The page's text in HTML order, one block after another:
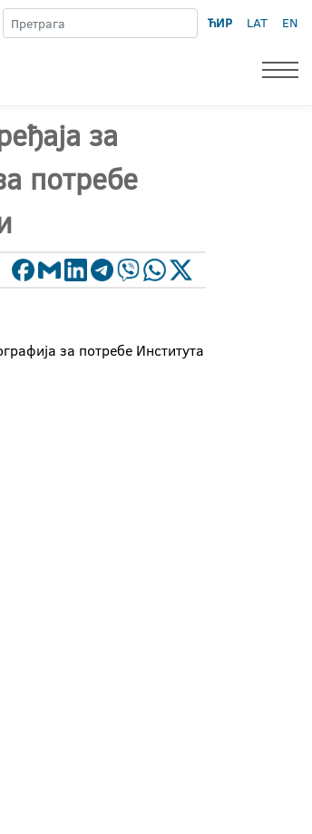
ЋИР LAT EN
за
потребе
за потребе Института